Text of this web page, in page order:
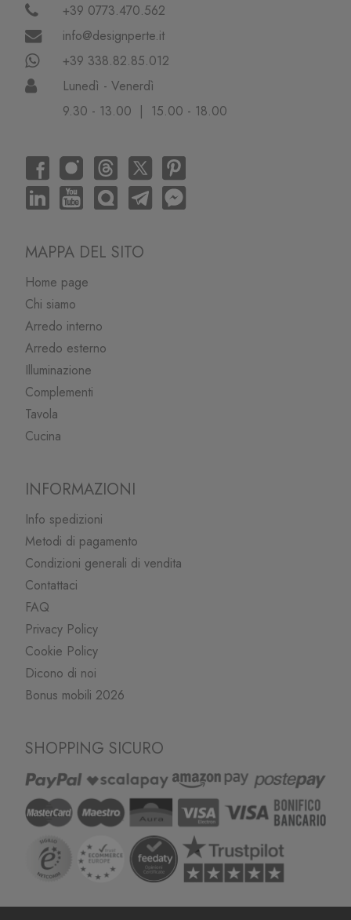
+39 0773.470.562
info@designperte.it
+39 338.82.85.012
Lunedì - Venerdì
9.30 - 13.00 | 15.00 - 18.00
MAPPA DEL SITO
Home page
Chi siamo
Arredo interno
Arredo esterno
Illuminazione
Complementi
Tavola
Cucina
INFORMAZIONI
Info spedizioni
Metodi di pagamento
Condizioni generali di vendita
Contattaci
FAQ
Privacy Policy
Cookie Policy
Dicono di noi
Bonus mobili 2026
SHOPPING SICURO